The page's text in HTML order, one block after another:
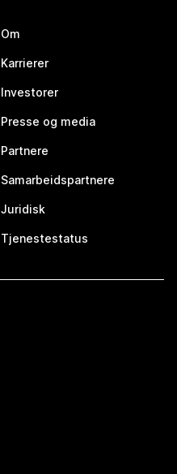
Om
Karrierer
Investorer
Presse og media
Partnere
Samarbeidspartnere
Juridisk
Tjenestestatus